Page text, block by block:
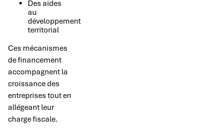
Des aides
au
développement
territorial
Ces mécanismes
de financement
accompagnent la
croissance des
entreprises tout en
allégeant leur
charge fiscale.